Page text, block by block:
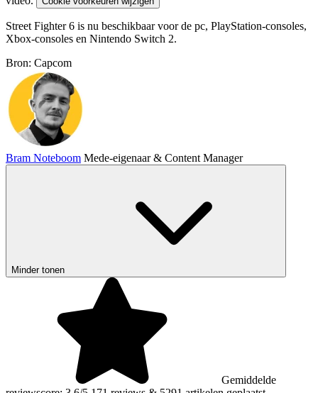
Street Fighter 6 is nu beschikbaar voor de pc, PlayStation-consoles,
Xbox-consoles en Nintendo Switch 2.
Bron: Capcom
Bram Noteboom Mede-eigenaar & Content Manager
Minder tonen
Gemiddelde